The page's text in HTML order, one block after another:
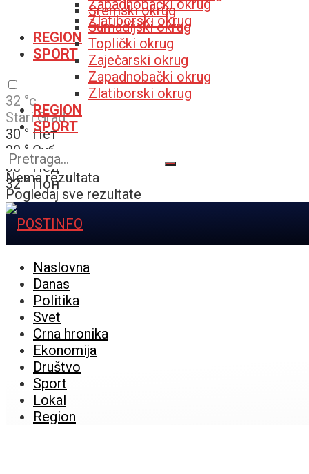
Zapadnobački okrug
Zlatiborski okrug
REGION
SPORT
32 °c
Stari Grad
30 ° Пет
30 ° Суб
30 ° Нед
32 ° Пон
Sremski okrug
Šumadijski okrug
Toplički okrug
Zaječarski okrug
Zapadnobački okrug
Zlatiborski okrug
REGION
SPORT
Nema rezultata
Pogledaj sve rezultate
Naslovna
Danas
Politika
Svet
Crna hronika
Ekonomija
Društvo
Sport
Lokal
Region